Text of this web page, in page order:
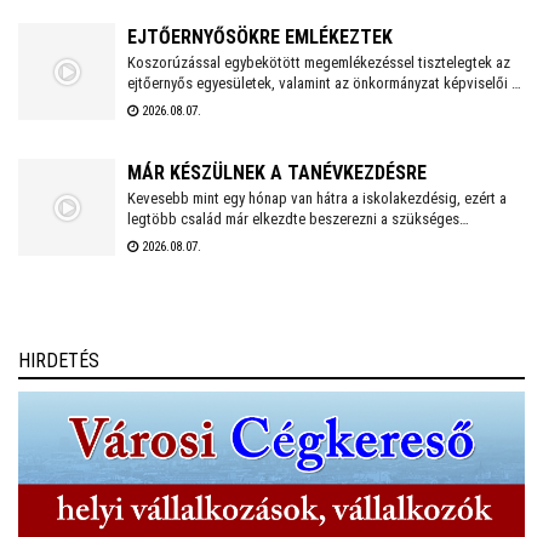
EJTŐERNYŐSÖKRE EMLÉKEZTEK
Koszorúzással egybekötött megemlékezéssel tisztelegtek az
ejtőernyős egyesületek, valamint az önkormányzat képviselői a
Repülős és Ejtőernyős Emlékműnél. A jelenlévők a 62. Önálló
2026.08.07.
MÁR KÉSZÜLNEK A TANÉVKEZDÉSRE
Kevesebb mint egy hónap van hátra a iskolakezdésig, ezért a
legtöbb család már elkezdte beszerezni a szükséges
tanszereket. A fehérvári papír-írószer üzletek már július eleje
2026.08.07.
HIRDETÉS